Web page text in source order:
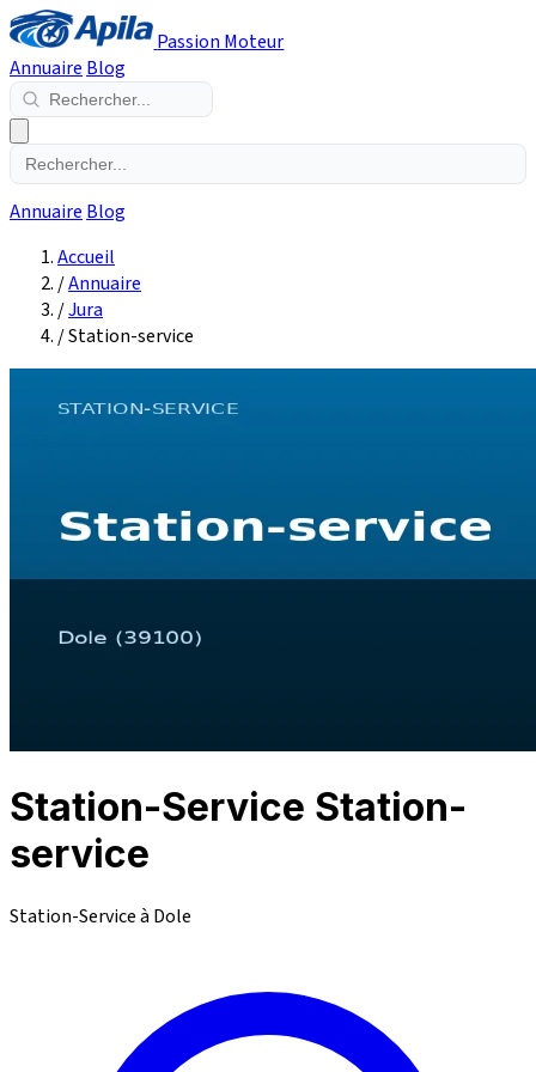
Passion Moteur
Annuaire Blog
Annuaire Blog
Accueil
/Annuaire
/Jura
/Station-service
Station-Service Station-
service
Station-Service à Dole